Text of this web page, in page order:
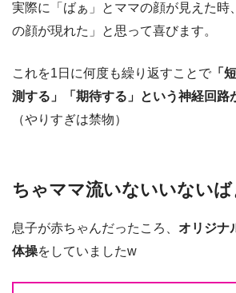
実際に「ばぁ」とママの顔が見えた時
の顔が現れた」と思って喜びます。
これを1日に何度も繰り返すことで 「
測する」「期待する」という神経回路
（やりすぎは禁物）
ちゃママ流いないいないば
息子が赤ちゃんだったころ、 オリジナ
体操をしていましたw